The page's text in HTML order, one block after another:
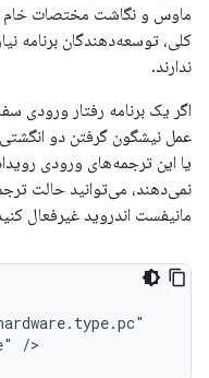
ماوس و نگاشت مختصات خام
کلی، توسعه‌دهندگان برنامه
ندارند.
اگر یک برنامه رفتار ورودی
عمل نیشگون گرفتن دو
یا این ترجمه‌های ورودی
نمی‌دهند، می‌توانید حالت
مانیفست اندروید غیرفعال